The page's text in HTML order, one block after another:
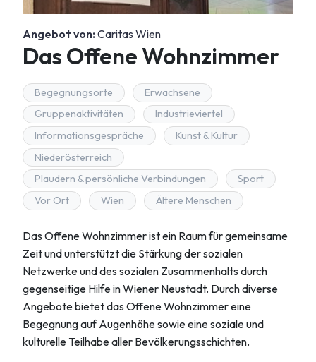
Angebot von: Caritas Wien
Das Offene Wohnzimmer
Begegnungsorte
Erwachsene
Gruppenaktivitäten
Industrieviertel
Informationsgespräche
Kunst & Kultur
Niederösterreich
Plaudern & persönliche Verbindungen
Sport
Vor Ort
Wien Ältere Menschen
Das Offene Wohnzimmer ist ein Raum für gemeinsame
Zeit und unterstützt die Stärkung der sozialen
Netzwerke und des sozialen Zusammenhalts durch
gegenseitige Hilfe in Wiener Neustadt. Durch diverse
Angebote bietet das Offene Wohnzimmer eine
Begegnung auf Augenhöhe sowie eine soziale und
kulturelle Teilhabe aller Bevölkerungsschichten.